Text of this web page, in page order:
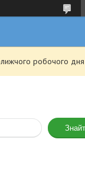
робочого